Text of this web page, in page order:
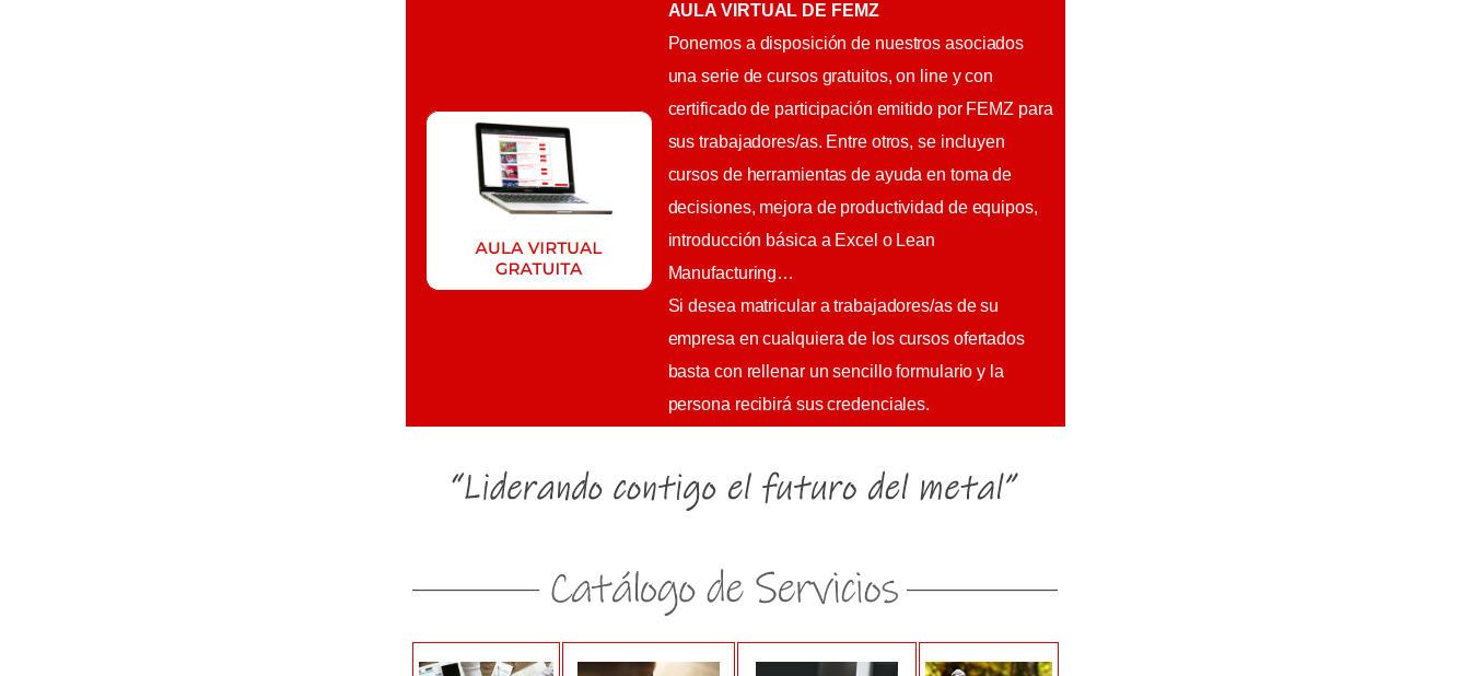
AULA VIRTUAL DE FEMZ
Ponemos a disposición de nuestros asociados
una serie de cursos gratuitos, on line y con
certificado de participación emitido por FEMZ para
sus trabajadores/as. Entre otros, se incluyen
cursos de herramientas de ayuda en toma de
decisiones, mejora de productividad de equipos,
introducción básica a Excel o Lean
Manufacturing…
Si desea matricular a trabajadores/as de su
empresa en cualquiera de los cursos ofertados
basta con rellenar un sencillo formulario y la
persona recibirá sus credenciales.